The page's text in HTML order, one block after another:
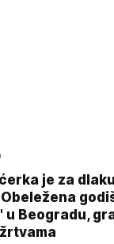
je za
u Beogradu,